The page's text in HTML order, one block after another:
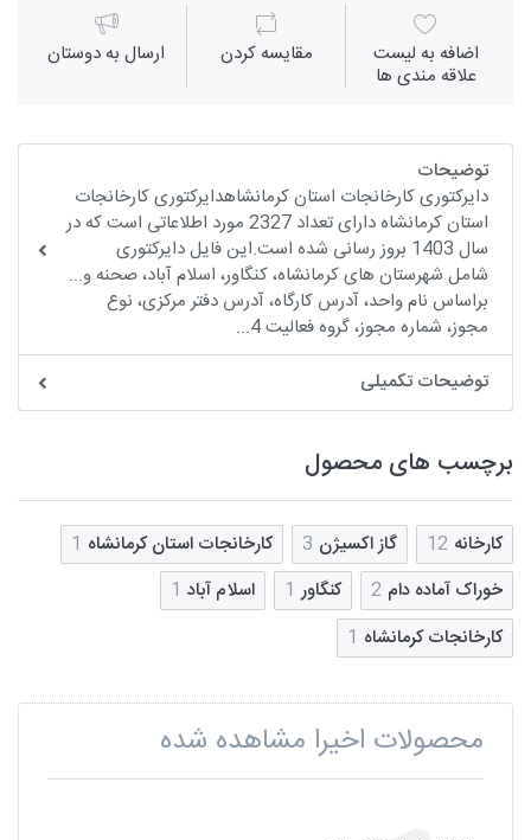
اضافه به لیست
علاقه مندی ها
مقايسه كردن ارسال به دوستان
توضیحات
دایرکتوری کارخانجات استان کرمانشاهدایرکتوری کارخانجات
استان کرمانشاه دارای تعداد 2327 مورد اطلاعاتی است که در
سال 1403 بروز رسانی شده است.این فایل دایرکتوری
شامل شهرستان های کرمانشاه، کنگاور، اسلام آباد، صحنه و...
براساس نام واحد، آدرس کارگاه، آدرس دفتر مرکزی، نوع
مجوز، شماره مجوز، گروه فعالیت 4...
توضیحات تکمیلی
برچسب های محصول
کارخانه 12 گاز اکسیژن 3 کارخانجات استان کرمانشاه 1
خوراک آماده دام 2 کنگاور 1 اسلام آباد 1
کارخانجات کرمانشاه 1
محصولات اخیرا مشاهده شده